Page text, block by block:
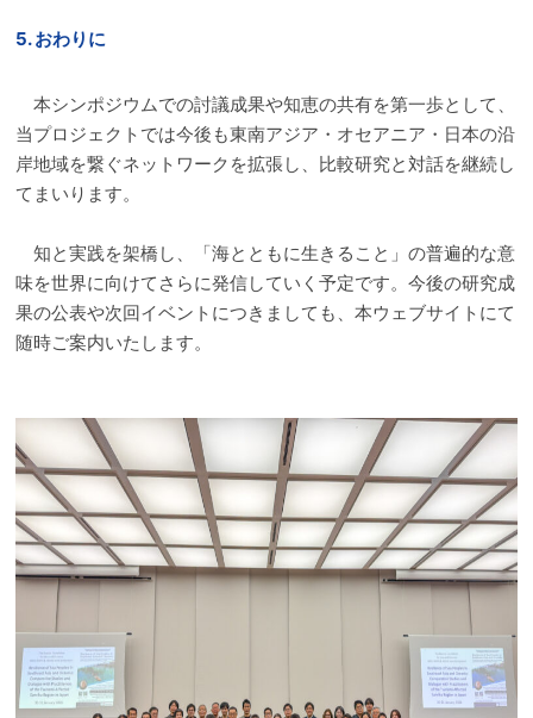
5. おわりに
本シンポジウムでの討議成果や知恵の共有を第一歩として、
当プロジェクトでは今後も東南アジア・オセアニア・日本の沿
岸地域を繋ぐネットワークを拡張し、比較研究と対話を継続し
てまいります。
知と実践を架橋し、「海とともに生きること」の普遍的な意
味を世界に向けてさらに発信していく予定です。今後の研究成
果の公表や次回イベントにつきましても、本ウェブサイトにて
随時ご案内いたします。